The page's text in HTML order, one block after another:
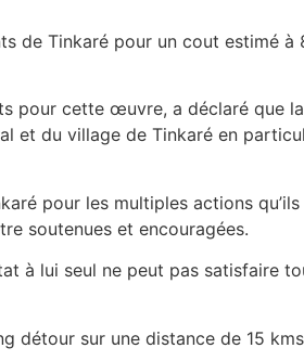
de Tinkaré pour un cout estimé
pour cette œuvre, a déclaré que
et du village de Tinkaré en
pour les multiples actions
soutenues et encouragées.
à lui seul ne peut pas satisfaire
détour sur une distance de 15